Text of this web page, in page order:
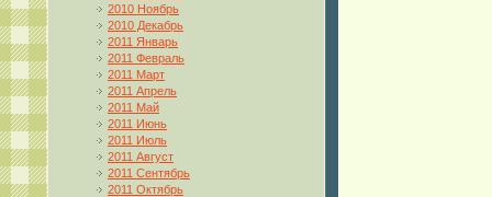
2010 Ноябрь
2010 Декабрь
2011 Январь
2011 Февраль
2011 Март
2011 Апрель
2011 Май
2011 Июнь
2011 Июль
2011 Август
2011 Сентябрь
2011 Октябрь